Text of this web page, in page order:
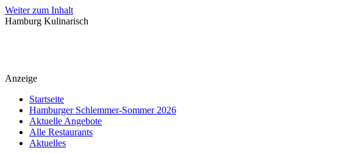
Weiter zum Inhalt
Hamburg Kulinarisch
Anzeige
Startseite
Hamburger Schlemmer-Sommer 2026
Aktuelle Angebote
Alle Restaurants
Aktuelles